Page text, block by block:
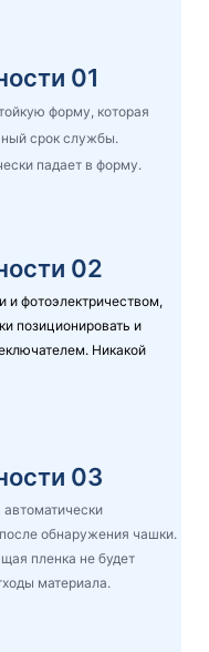
01
форму, которая
срок службы.
падает в форму.
02
фотоэлектричеством,
позиционировать и
Никакой
03
обнаружения чашки.
пленка не будет
материала.